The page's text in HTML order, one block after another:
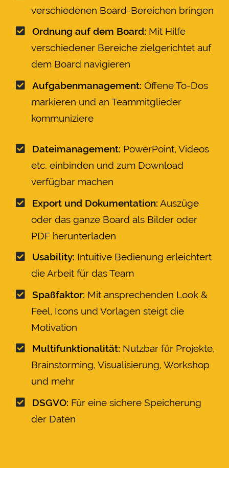
verschiedenen Board-Bereichen bringen
Ordnung auf dem Board: Mit Hilfe
verschiedener Bereiche zielgerichtet auf
dem Board navigieren
Aufgabenmanagement: Offene To-Dos
markieren und an Teammitglieder
kommuniziere
Dateimanagement: PowerPoint, Videos
etc. einbinden und zum Download
verfügbar machen
Export und Dokumentation: Auszüge
oder das ganze Board als Bilder oder
PDF herunterladen
Usability: Intuitive Bedienung erleichtert
die Arbeit für das Team
Spaßfaktor: Mit ansprechenden Look &
Feel, Icons und Vorlagen steigt die
Motivation
Multifunktionalität: Nutzbar für Projekte,
Brainstorming, Visualisierung, Workshop
und mehr
DSGVO: Für eine sichere Speicherung
der Daten